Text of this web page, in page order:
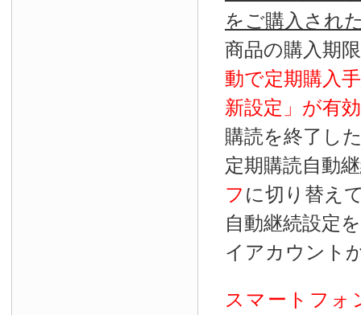
をご購入され
商品の購入期
動で定期購入
新設定」が有効
購読を終了し
定期購読自動
フ に切り替え
自動継続設定
イアカウント
スマートフォ